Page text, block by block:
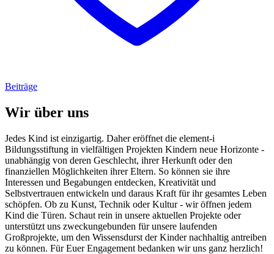
Beiträge
Wir über uns
Jedes Kind ist einzigartig. Daher eröffnet die element-i
Bildungsstiftung in vielfältigen Projekten Kindern neue Horizonte -
unabhängig von deren Geschlecht, ihrer Herkunft oder den
finanziellen Möglichkeiten ihrer Eltern. So können sie ihre
Interessen und Begabungen entdecken, Kreativität und
Selbstvertrauen entwickeln und daraus Kraft für ihr gesamtes Leben
schöpfen. Ob zu Kunst, Technik oder Kultur - wir öffnen jedem
Kind die Türen. Schaut rein in unsere aktuellen Projekte oder
unterstützt uns zweckungebunden für unsere laufenden
Großprojekte, um den Wissensdurst der Kinder nachhaltig antreiben
zu können. Für Euer Engagement bedanken wir uns ganz herzlich!